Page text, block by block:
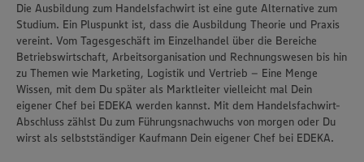
Die Ausbildung zum Handelsfachwirt ist eine gute Alternative zum
Studium. Ein Pluspunkt ist, dass die Ausbildung Theorie und Praxis
vereint. Vom Tagesgeschäft im Einzelhandel über die Bereiche
Betriebswirtschaft, Arbeitsorganisation und Rechnungswesen bis hin
zu Themen wie Marketing, Logistik und Vertrieb – Eine Menge
Wissen, mit dem Du später als Marktleiter vielleicht mal Dein
eigener Chef bei EDEKA werden kannst. Mit dem Handelsfachwirt-
Abschluss zählst Du zum Führungsnachwuchs von morgen oder Du
wirst als selbstständiger Kaufmann Dein eigener Chef bei EDEKA.